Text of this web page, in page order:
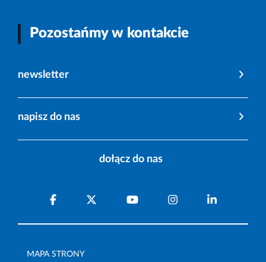
Pozostańmy w kontakcie
newsletter
napisz do nas
dołącz do nas
MAPA STRONY